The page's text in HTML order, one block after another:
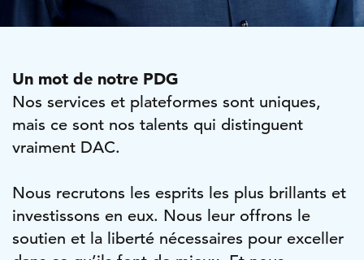
Un mot de notre PDG
Nos services et plateformes sont uniques,
mais ce sont nos talents qui distinguent
vraiment DAC.
Nous recrutons les esprits les plus brillants et
investissons en eux. Nous leur offrons le
soutien et la liberté nécessaires pour exceller